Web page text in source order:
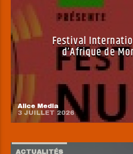
Festival
d’Afrique de
Alice Media
3 JUILLET 2026
ACTUALITÉS